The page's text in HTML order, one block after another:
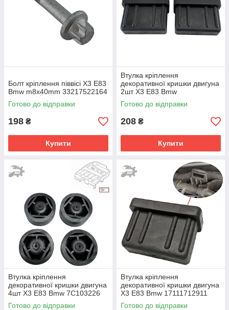
Болт кріплення піввісі X3 E83
Bmw m8x40mm 33217522164
Готово до відправки
198 ₴
Купити
Втулка кріплення
декоративної кришки двигуна
2шт X3 E83 Bmw
17111712911
Готово до відправки
208 ₴
Купити
Втулка кріплення
декоративної кришки двигуна
4шт X3 E83 Bmw 7C103226
7C103226B 7799108
Готово до відправки
Втулка кріплення
декоративної кришки двигуна
X3 E83 Bmw 17111712911
Готово до відправки